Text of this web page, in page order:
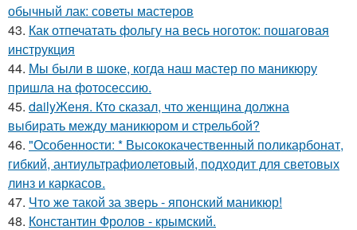
обычный лак: советы мастеров
43. Как отпечатать фольгу на весь ноготок: пошаговая
инструкция
44. Мы были в шоке, когда наш мастер по маникюру
пришла на фотосессию.
45. dailyЖеня. Кто сказал, что женщина должна
выбирать между маникюром и стрельбой?
46. "Особенности: * Высококачественный поликарбонат,
гибкий, антиультрафиолетовый, подходит для световых
линз и каркасов.
47. Что же такой за зверь - японский маникюр!
48. Константин Фролов - крымский.